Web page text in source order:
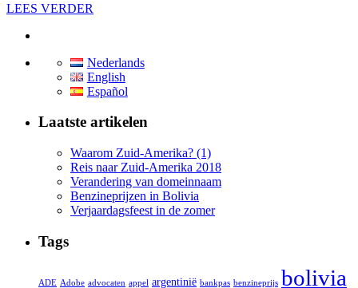
LEES VERDER
Nederlands
English
Español
Laatste artikelen
Waarom Zuid-Amerika? (1)
Reis naar Zuid-Amerika 2018
Verandering van domeinnaam
Benzineprijzen in Bolivia
Verjaardagsfeest in de zomer
Tags
ADE Adobe advocaten appel argentinië bankpas benzineprijs bolivia